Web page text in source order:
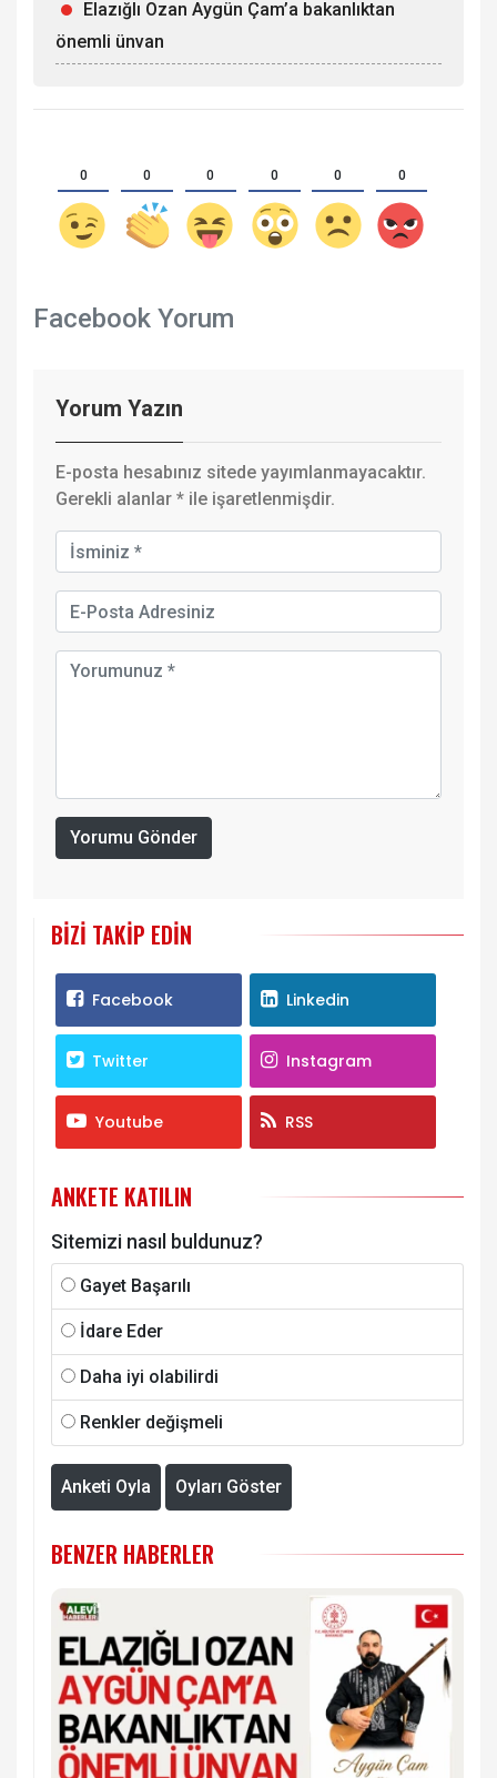
Elazığlı Ozan Aygün Çam’a bakanlıktan
önemli ünvan
0 0 0 0 0 0
Facebook Yorum
Yorum Yazın
E-posta hesabınız sitede yayımlanmayacaktır.
Gerekli alanlar * ile işaretlenmişdir.
Yorumu Gönder
BIZI TAKIP EDIN
Facebook Linkedin
Twitter Instagram
Youtube RSS
ANKETE KATILIN
Sitemizi nasıl buldunuz?
Gayet Başarılı
İdare Eder
Daha iyi olabilirdi
Renkler değişmeli
Anketi Oyla Oyları Göster
BENZER HABERLER